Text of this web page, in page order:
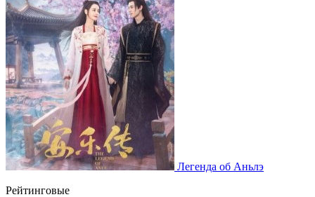
Легенда об Аньлэ
Рейтинговые